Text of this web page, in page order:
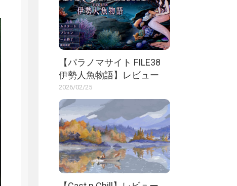
【パラノマサイト FILE38
伊勢人魚物語】レビュー
2026/02/25